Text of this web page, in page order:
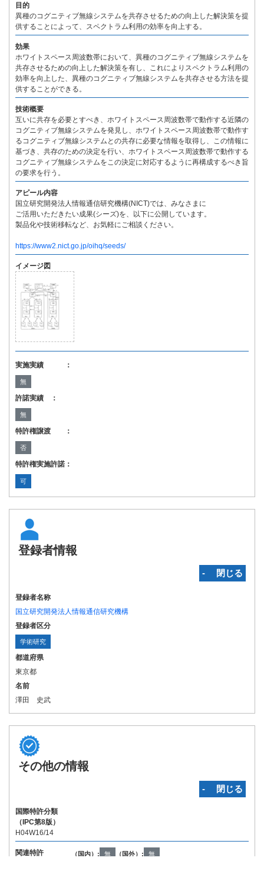
目的
異種のコグニティブ無線システムを共存させるための向上した解決策を提
供することによって、スペクトラム利用の効率を向上する。
効果
ホワイトスペース周波数帯において、異種のコグニティブ無線システムを
共存させるための向上した解決策を有し、これによりスペクトラム利用の
効率を向上した、異種のコグニティブ無線システムを共存させる方法を提
供することができる。
技術概要
互いに共存を必要とすべき、ホワイトスペース周波数帯で動作する近隣の
コグニティブ無線システムを発見し、ホワイトスペース周波数帯で動作す
るコグニティブ無線システムとの共存に必要な情報を取得し、この情報に
基づき、共存のための決定を行い、ホワイトスペース周波数帯で動作する
コグニティブ無線システムをこの決定に対応するように再構成するべき旨
の要求を行う。
アピール内容
国立研究開発法人情報通信研究機構(NICT)では、みなさまに
ご活用いただきたい成果(シーズ)を、以下に公開しています。
製品化や技術移転など、お気軽にご相談ください。
https://www2.nict.go.jp/oihq/seeds/
イメージ図
実施実績 ：
無
許諾実績 ：
無
特許権譲渡 ：
否
特許権実施許諾：
可
登録者情報
‐ 閉じる
登録者名称
国立研究開発法人情報通信研究機構
登録者区分
学術研究
都道府県
東京都
名前
澤田 史武
その他の情報
‐ 閉じる
国際特許分類
（IPC第8版）
H04W16/14
関連特許 （国内）: 無 （国外）: 無